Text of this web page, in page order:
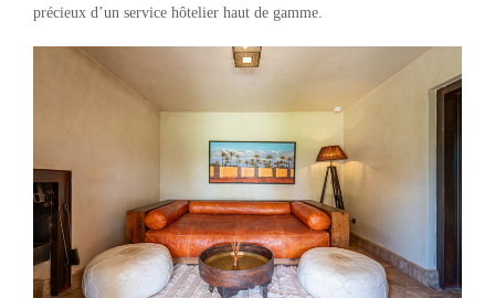
précieux d’un service hôtelier haut de gamme.